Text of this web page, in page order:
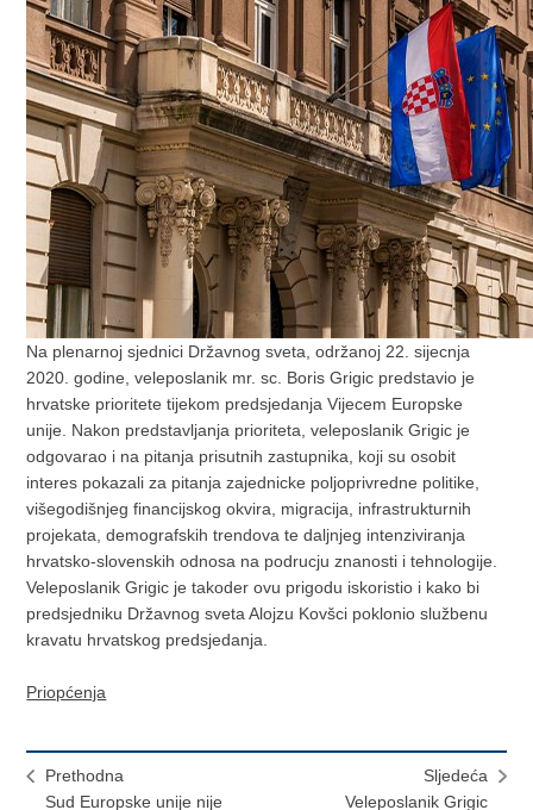
Na plenarnoj sjednici Državnog sveta, održanoj 22. sijecnja
2020. godine, veleposlanik mr. sc. Boris Grigic predstavio je
hrvatske prioritete tijekom predsjedanja Vijecem Europske
unije. Nakon predstavljanja prioriteta, veleposlanik Grigic je
odgovarao i na pitanja prisutnih zastupnika, koji su osobit
interes pokazali za pitanja zajednicke poljoprivredne politike,
višegodišnjeg financijskog okvira, migracija, infrastrukturnih
projekata, demografskih trendova te daljnjeg intenziviranja
hrvatsko-slovenskih odnosa na podrucju znanosti i tehnologije.
Veleposlanik Grigic je takoder ovu prigodu iskoristio i kako bi
predsjedniku Državnog sveta Alojzu Kovšci poklonio službenu
kravatu hrvatskog predsjedanja.
Priopćenja
Prethodna
Sud Europske unije nije
Sljedeća
Veleposlanik Grigic